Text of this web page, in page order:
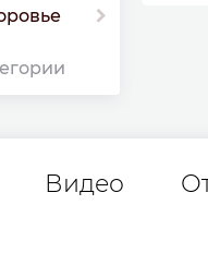
Видео